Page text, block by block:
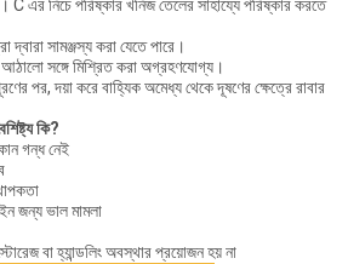
এর নিচে পরিষ্কার খনিজ তেলের সাহায্যে পরিষ্কার করতে
সামঞ্জস্য করা যেতে পারে।
সঙ্গে মিশ্রিত করা অগ্রহণযোগ্য।
পর, দয়া করে বাহ্যিক অমেধ্য থেকে দূষণের ক্ষেত্রে রাবার
কি?
গন্ধ নেই
জন্য ভাল মামলা
বা হ্যান্ডলিং অবস্থার প্রয়োজন হয় না